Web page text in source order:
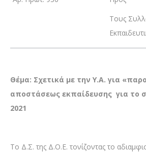
Τους
Θέμα: Σχετικά με την Υ.Α. για
αποστάσεως εκπαίδευσης για το
2021
Το Δ.Σ. της Δ.Ο.Ε. τονίζοντας το